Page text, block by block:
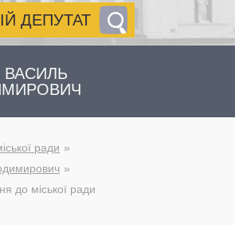
ДЕПУТАТ
ВАСИЛЬ
ради
до міської ради